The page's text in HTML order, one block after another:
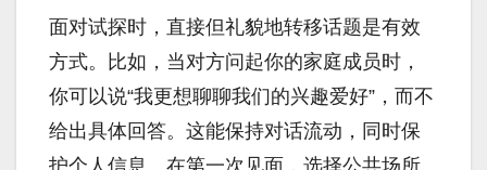
面对试探时，直接但礼貌地转移话题是有效
方式。比如，当对方问起你的家庭成员时，
你可以说“我更想聊聊我们的兴趣爱好”，而不
给出具体回答。这能保持对话流动，同时保
护个人信息。在第一次见面，选择公共场所